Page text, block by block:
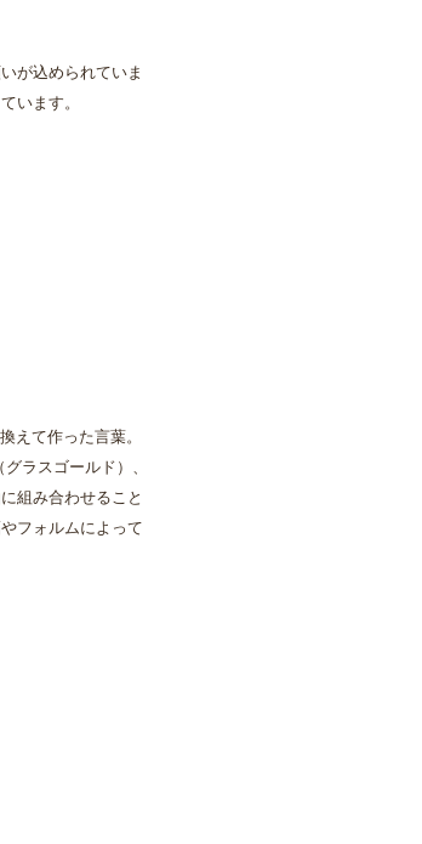
が込められていま
います。
えて作った言葉。
ラスゴールド）、
組み合わせること
フォルムによって